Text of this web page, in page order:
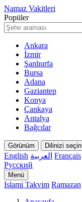
Namaz Vakitleri
Popüler
Ankara
İzmir
Şanlıurfa
Bursa
Adana
Gaziantep
Konya
Çankaya
Antalya
Bağcılar
Görünüm Dilinizi seçin
English العربية Français
Русский
Menü
Islami Takvim Ramazan